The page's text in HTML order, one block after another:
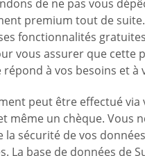
de ne pas vous
premium tout de
fonctionnalités
vous assurer que cette
à vos besoins et à
peut être effectué via
même un chèque. Vous
la sécurité de vos
La base de données de